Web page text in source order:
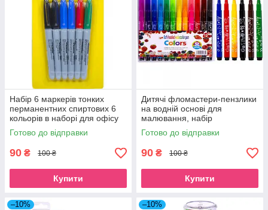
Набір 6 маркерів тонких
перманентних спиртових 6
кольорів в наборі для офісу
та малювання
Готово до відправки
90 ₴ 100 ₴
Купити
Дитячі фломастери-пензлики
на водній основі для
малювання, набір
кольорових фломастерів 12
кольорів для школи Colors
Готово до відправки
90 ₴ 100 ₴
Купити
–10% –10%